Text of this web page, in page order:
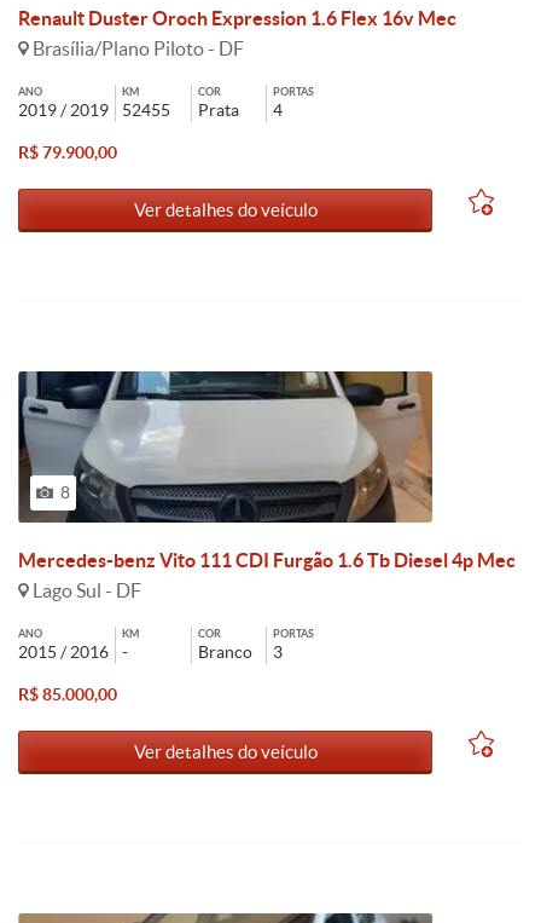
Renault Duster Oroch Expression 1.6 Flex 16v Mec
Brasília/Plano Piloto - DF
ANO
2019 / 2019
KM
52455
COR
Prata
PORTAS
4
R$ 79.900,00
Ver detalhes do veículo
8
Mercedes-benz Vito 111 CDI Furgão 1.6 Tb Diesel 4p Mec
Lago Sul - DF
ANO
2015 / 2016
KM
-
COR
Branco
PORTAS
3
R$ 85.000,00
Ver detalhes do veículo